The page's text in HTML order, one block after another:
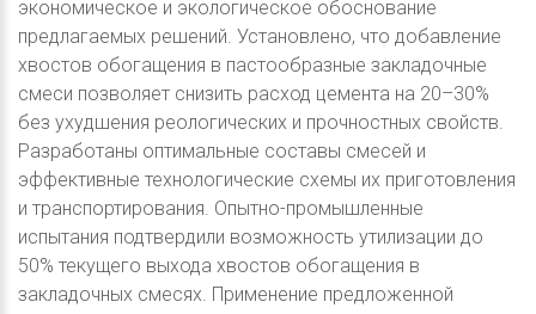
экономическое и экологическое обоснование
предлагаемых решений. Установлено, что добавление
хвостов обогащения в пастообразные закладочные
смеси позволяет снизить расход цемента на 20–30%
без ухудшения реологических и прочностных свойств.
Разработаны оптимальные составы смесей и
эффективные технологические схемы их приготовления
и транспортирования. Опытно-промышленные
испытания подтвердили возможность утилизации до
50% текущего выхода хвостов обогащения в
закладочных смесях. Применение предложенной